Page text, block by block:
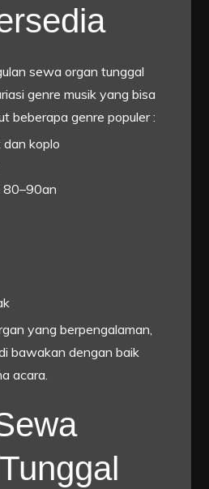
sewa organ tunggal
genre musik yang bisa
beberapa genre populer :
koplo
80–90an
yang berpengalaman,
bawakan dengan baik
acara.